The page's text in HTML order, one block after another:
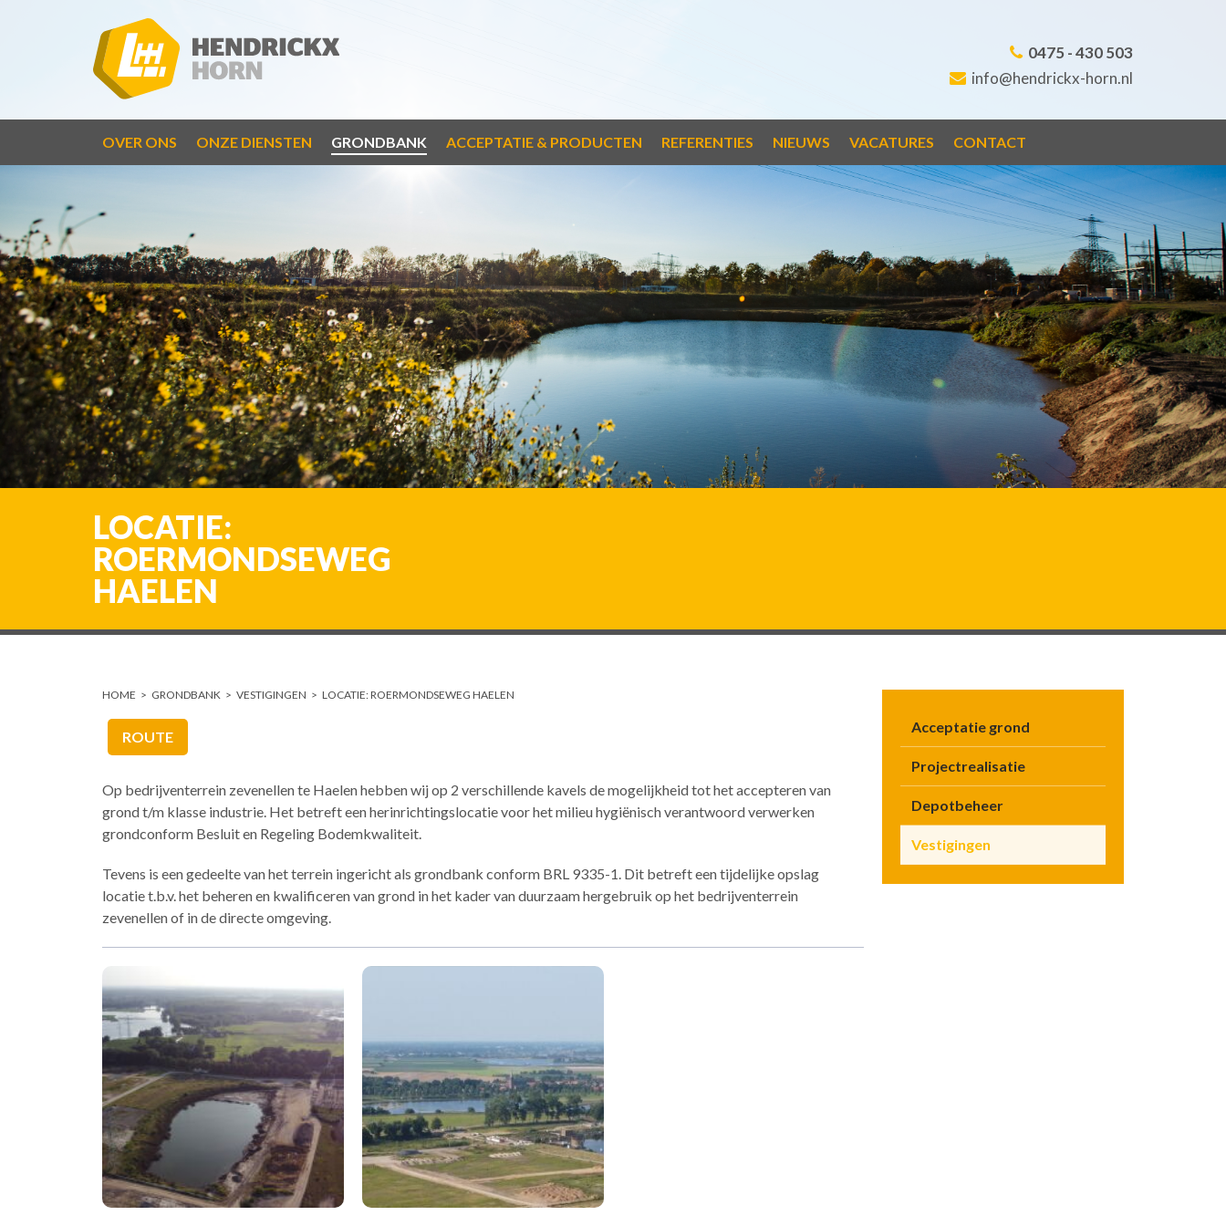
0475 - 430 503
info@hendrickx-horn.nl
OVER ONS ONZE DIENSTEN GRONDBANK ACCEPTATIE & PRODUCTEN REFERENTIES NIEUWS VACATURES CONTACT
LOCATIE:
ROERMONDSEWEG
HAELEN
HOME > GRONDBANK > VESTIGINGEN > LOCATIE: ROERMONDSEWEG HAELEN
ROUTE
Op bedrijventerrein zevenellen te Haelen hebben wij op 2 verschillende kavels de mogelijkheid tot het accepteren van
grond t/m klasse industrie. Het betreft een herinrichtingslocatie voor het milieu hygiënisch verantwoord verwerken
grondconform Besluit en Regeling Bodemkwaliteit.
Tevens is een gedeelte van het terrein ingericht als grondbank conform BRL 9335-1. Dit betreft een tijdelijke opslag
locatie t.b.v. het beheren en kwalificeren van grond in het kader van duurzaam hergebruik op het bedrijventerrein
zevenellen of in de directe omgeving.
Acceptatie grond
Projectrealisatie
Depotbeheer
Vestigingen